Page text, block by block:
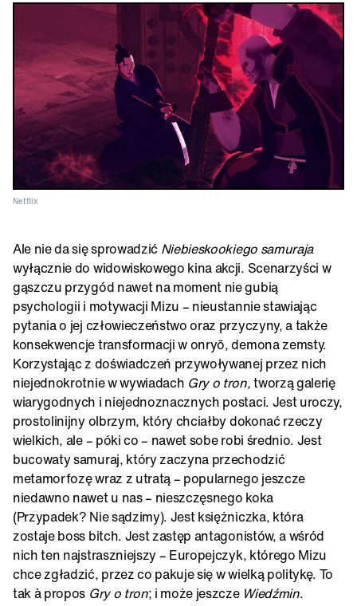
Netflix
Ale nie da się sprowadzić Niebieskookiego samuraja
wyłącznie do widowiskowego kina akcji. Scenarzyści w
gąszczu przygód nawet na moment nie gubią
psychologii i motywacji Mizu – nieustannie stawiając
pytania o jej człowieczeństwo oraz przyczyny, a także
konsekwencje transformacji w onryō, demona zemsty.
Korzystając z doświadczeń przywoływanej przez nich
niejednokrotnie w wywiadach Gry o tron,tworzą galerię
wiarygodnych i niejednoznacznych postaci. Jest uroczy,
prostolinijny olbrzym, który chciałby dokonać rzeczy
wielkich, ale – póki co – nawet sobe robi średnio. Jest
bucowaty samuraj, który zaczyna przechodzić
metamorfozę wraz z utratą – popularnego jeszcze
niedawno nawet u nas – nieszczęsnego koka
(Przypadek? Nie sądzimy). Jest księżniczka, która
zostaje boss bitch. Jest zastęp antagonistów, a wśród
nich ten najstraszniejszy – Europejczyk, którego Mizu
chce zgładzić, przez co pakuje się w wielką politykę. To
tak à propos Gry o tron; i może jeszcze Wiedźmin.